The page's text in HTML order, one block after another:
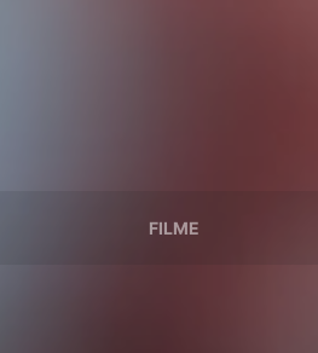
FILME